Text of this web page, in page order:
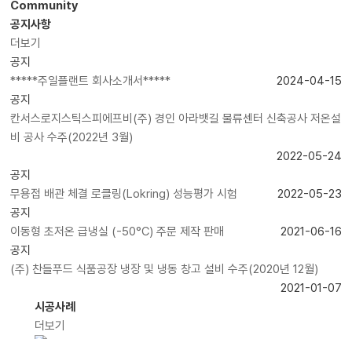
Community
공지사항
더보기
공지
*****주일플랜트 회사소개서*****
2024-04-15
공지
칸서스로지스틱스피에프비(주) 경인 아라뱃길 물류센터 신축공사 저온설
비 공사 수주(2022년 3월)
2022-05-24
공지
무용접 배관 체결 로클링(Lokring) 성능평가 시험
2022-05-23
공지
이동형 초저온 급냉실 (-50°C) 주문 제작 판매
2021-06-16
공지
(주) 찬들푸드 식품공장 냉장 및 냉동 창고 설비 수주(2020년 12월)
2021-01-07
시공사례
더보기